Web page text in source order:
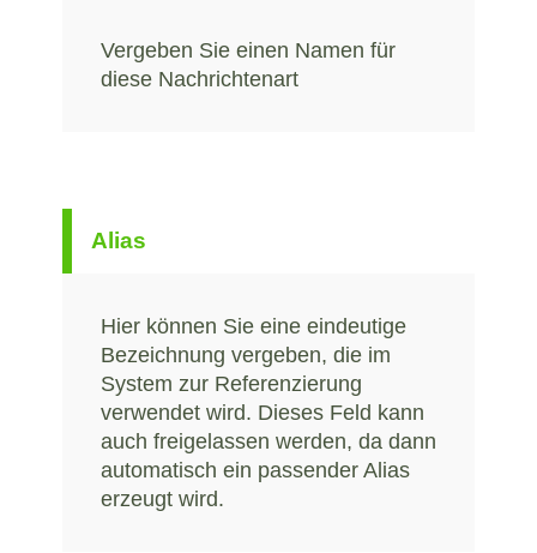
Vergeben Sie einen Namen für
diese Nachrichtenart
Alias
Hier können Sie eine eindeutige
Bezeichnung vergeben, die im
System zur Referenzierung
verwendet wird. Dieses Feld kann
auch freigelassen werden, da dann
automatisch ein passender Alias
erzeugt wird.